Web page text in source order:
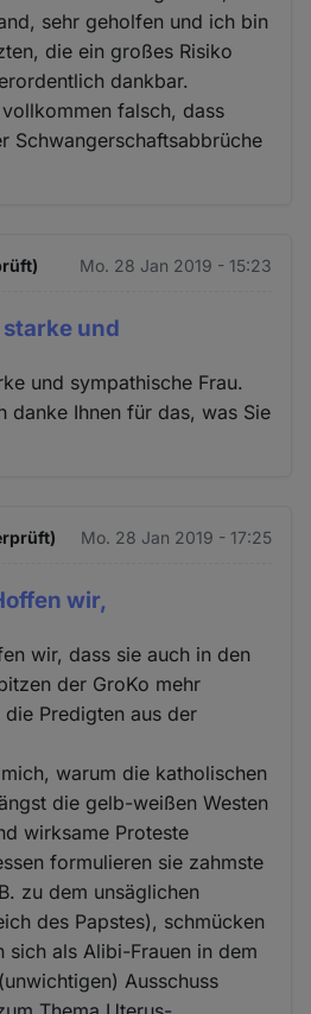
sehr geholfen und ich bin
die ein großes Risiko
dankbar.
falsch, dass
Schwangerschaftsabbrüche
Mo. 28 Jan 2019 - 15:23
und
und sympathische Frau.
danke Ihnen für das, was Sie
Mo. 28 Jan 2019 - 17:25
wir,
wir, dass sie auch in den
der GroKo mehr
Predigten aus der
warum die katholischen
die gelb-weißen Westen
wirksame Proteste
formulieren sie zahmste
zu dem unsäglichen
des Papstes), schmücken
sich als Alibi-Frauen in dem
Ausschuss